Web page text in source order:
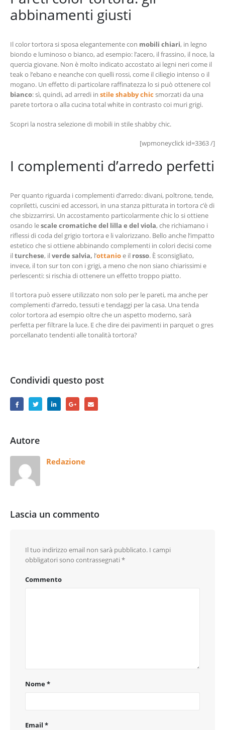
abbinamenti giusti
Il color tortora si sposa elegantemente con mobili chiari, in legno
biondo e luminoso o bianco, ad esempio: l’acero, il frassino, il noce, la
quercia giovane. Non è molto indicato accostato ai legni neri come il
teak o l’ebano e neanche con quelli rossi, come il ciliegio intenso o il
mogano. Un effetto di particolare raffinatezza lo si può ottenere col
bianco: sì, quindi, ad arredi in stile shabby chic smorzati da una
parete tortora o alla cucina total white in contrasto coi muri grigi.
Scopri la nostra selezione di mobili in stile shabby chic.
[wpmoneyclick id=3363 /]
I complementi d’arredo perfetti
Per quanto riguarda i complementi d’arredo: divani, poltrone, tende,
copriletti, cuscini ed accessori, in una stanza pitturata in tortora c’è di
che sbizzarrirsi. Un accostamento particolarmente chic lo si ottiene
osando lescale cromatiche del lilla e del viola, che richiamano i
riflessi di coda del grigio tortora e li valorizzano. Bello anche l’impatto
estetico che si ottiene abbinando complementi in colori decisi come
ilturchese, ilverde salvia, l’ottanioe il rosso. È sconsigliato,
invece, il ton sur ton con i grigi, a meno che non siano chiarissimi e
perlescenti: si rischia di ottenere un effetto troppo piatto.
Il tortora può essere utilizzato non solo per le pareti, ma anche per
complementi d’arredo, tessuti e tendaggi per la casa. Una tenda
color tortora ad esempio oltre che un aspetto moderno, sarà
perfetta per filtrare la luce. E che dire dei pavimenti in parquet o gres
porcellanato tendenti alle tonalità tortora?
Condividi questo post
Autore
Redazione
Lascia un commento
Il tuo indirizzo email non sarà pubblicato. I campi
obbligatori sono contrassegnati *
Commento
Nome*
Email *